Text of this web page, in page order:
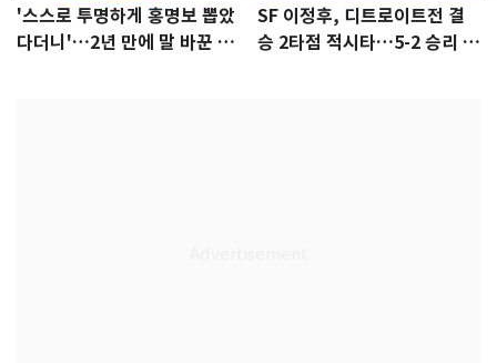
'스스로 투명하게 홍명보 뽑았
다더니'…2년 만에 말 바꾼 이
SF 이정후, 디트로이트전 결
승 2타점 적시타…5-2 승리 견